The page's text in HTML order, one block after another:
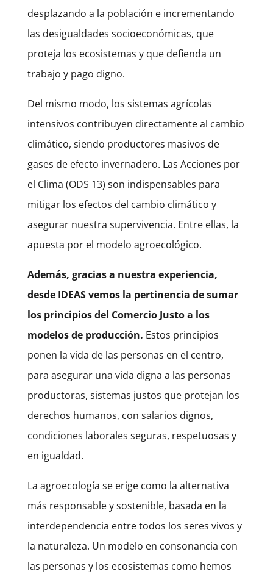
desplazando a la población e incrementando
las desigualdades socioeconómicas, que
proteja los ecosistemas y que defienda un
trabajo y pago digno.
Del mismo modo, los sistemas agrícolas
intensivos contribuyen directamente al cambio
climático, siendo productores masivos de
gases de efecto invernadero. Las Acciones por
el Clima (ODS 13) son indispensables para
mitigar los efectos del cambio climático y
asegurar nuestra supervivencia. Entre ellas, la
apuesta por el modelo agroecológico.
Además, gracias a nuestra experiencia,
desde IDEAS vemos la pertinencia de sumar
los principios del Comercio Justo a los
modelos de producción. Estos principios
ponen la vida de las personas en el centro,
para asegurar una vida digna a las personas
productoras, sistemas justos que protejan los
derechos humanos, con salarios dignos,
condiciones laborales seguras, respetuosas y
en igualdad.
La agroecología se erige como la alternativa
más responsable y sostenible, basada en la
interdependencia entre todos los seres vivos y
la naturaleza. Un modelo en consonancia con
las personas y los ecosistemas como hemos